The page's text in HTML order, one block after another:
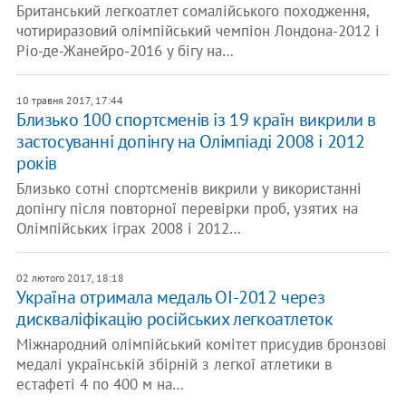
Британський легкоатлет сомалійського походження,
чотириразовий олімпійський чемпіон Лондона-2012 і
Ріо-де-Жанейро-2016 у бігу на…
10 травня 2017, 17:44
Близько 100 спортсменів із 19 країн викрили в
застосуванні допінгу на Олімпіаді 2008 і 2012
років
Близько сотні спортсменів викрили у використанні
допінгу після повторної перевірки проб, узятих на
Олімпійських іграх 2008 і 2012…
02 лютого 2017, 18:18
Україна отримала медаль ОІ-2012 через
дискваліфікацію російських легкоатлеток
Міжнародний олімпійський комітет присудив бронзові
медалі українській збірній з легкої атлетики в
естафеті 4 по 400 м на…